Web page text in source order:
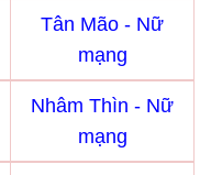
Tân Mão - Nữ
mạng
Nhâm Thìn - Nữ
mạng